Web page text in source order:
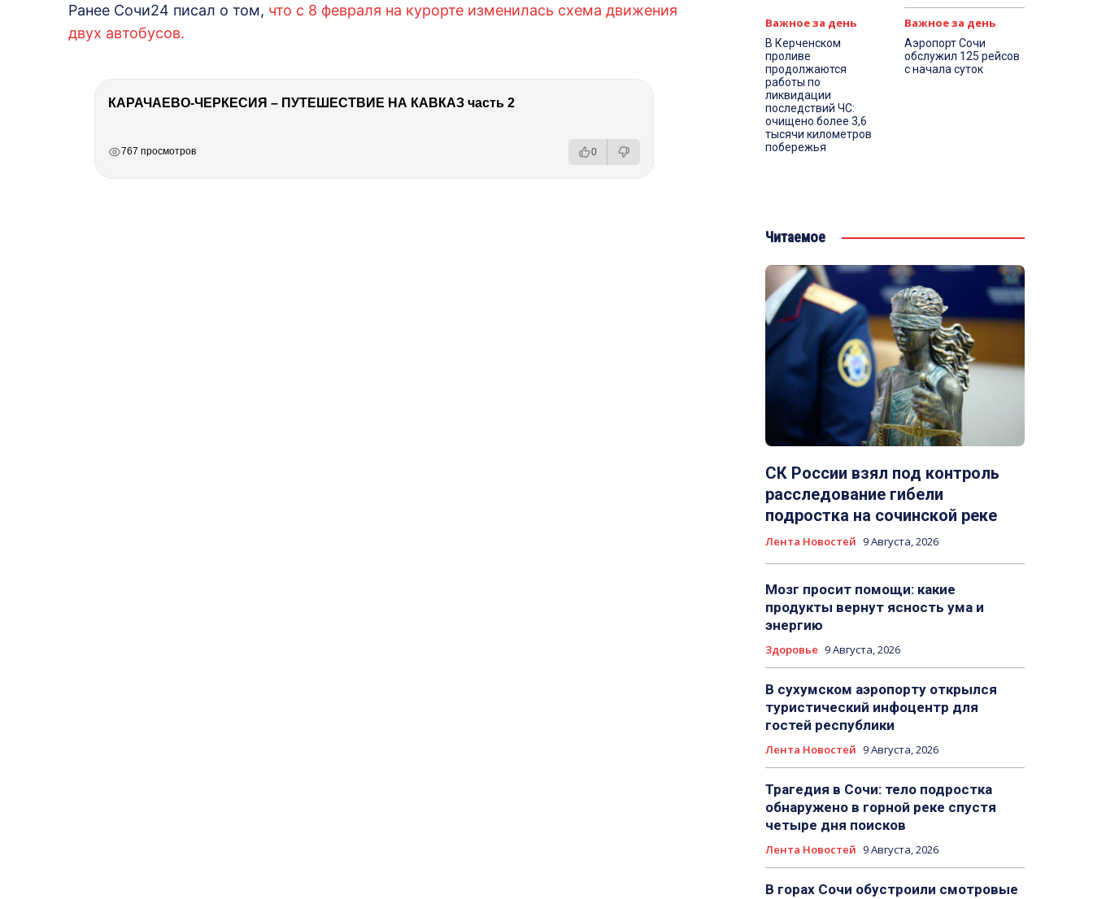
Ранее Сочи24 писал о том, что с 8 февраля на курорте изменилась схема движения
двух автобусов.
КАРАЧАЕВО-ЧЕРКЕСИЯ – ПУТЕШЕСТВИЕ НА КАВКАЗ часть 2
767 просмотров 0
Важное за день
В Керченском
проливе
продолжаются
работы по
ликвидации
последствий ЧС:
очищено более 3,6
тысячи километров
побережья
Важное за день
Аэропорт Сочи
обслужил 125 рейсов
с начала суток
Читаемое
СК России взял под контроль
расследование гибели
подростка на сочинской реке
Лента Новостей 9 Августа, 2026
Мозг просит помощи: какие
продукты вернут ясность ума и
энергию
Здоровье 9 Августа, 2026
В сухумском аэропорту открылся
туристический инфоцентр для
гостей республики
Лента Новостей 9 Августа, 2026
Трагедия в Сочи: тело подростка
обнаружено в горной реке спустя
четыре дня поисков
Лента Новостей 9 Августа, 2026
В горах Сочи обустроили смотровые